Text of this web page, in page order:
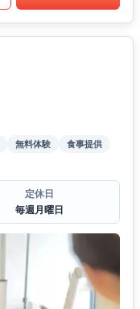
無料体験
食事提供
定休日
毎週月曜日